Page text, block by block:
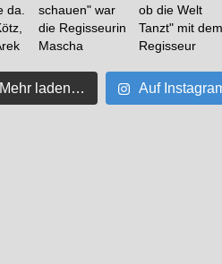
Mehr laden… Auf